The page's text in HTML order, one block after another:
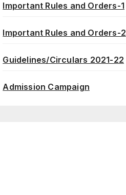
Important Rules and Orders-1
Important Rules and Orders-2
Guidelines/Circulars 2021-22
Admission Campaign